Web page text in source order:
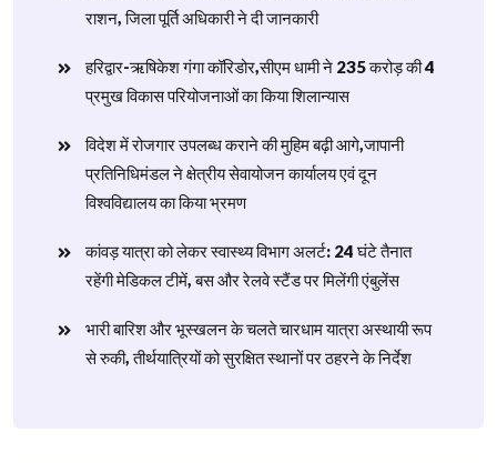
राशन, जिला पूर्ति अधिकारी ने दी जानकारी
हरिद्वार-ऋषिकेश गंगा कॉरिडोर,सीएम धामी ने 235 करोड़ की 4
प्रमुख विकास परियोजनाओं का किया शिलान्यास
विदेश में रोजगार उपलब्ध कराने की मुहिम बढ़ी आगे,जापानी
प्रतिनिधिमंडल ने क्षेत्रीय सेवायोजन कार्यालय एवं दून
विश्वविद्यालय का किया भ्रमण
​कांवड़ यात्रा को लेकर स्वास्थ्य विभाग अलर्ट: 24 घंटे तैनात
रहेंगी मेडिकल टीमें, बस और रेलवे स्टैंड पर मिलेंगी एंबुलेंस
​भारी बारिश और भूस्खलन के चलते चारधाम यात्रा अस्थायी रूप
से रुकी, तीर्थयात्रियों को सुरक्षित स्थानों पर ठहरने के निर्देश